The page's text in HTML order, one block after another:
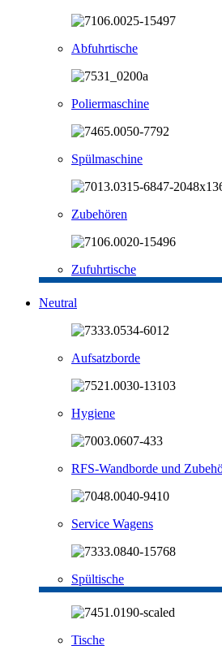
Abfuhrtische
Poliermaschine
Spülmaschine
Zubehören
Zufuhrtische
Neutral
Aufsatzborde
Hygiene
RFS-Wandborde und
Service Wagens
Spültische
Tische